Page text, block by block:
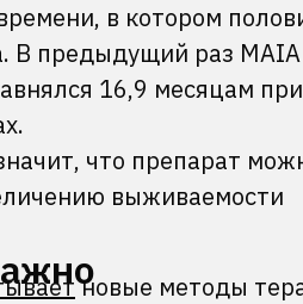
в котором
В предыдущий раз MAIA
16,9 месяцам при
что препарат
выживаемости
новые методы